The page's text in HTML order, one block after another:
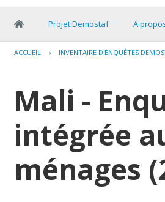
Projet Demostaf A
ACCUEIL › INVENTAIRE D'ENQUÊTES
Mali -
intégrée
ménages